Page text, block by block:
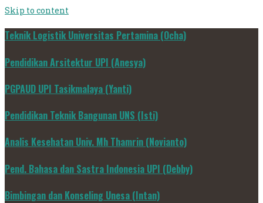
Skip to content
Teknik Logistik Universitas Pertamina (Ocha)
Pendidikan Arsitektur UPI (Anesya)
PGPAUD UPI Tasikmalaya (Yanti)
Pendidikan Teknik Bangunan UNS (Isti)
Analis Kesehatan Univ. Mh Thamrin (Novianto)
Pend. Bahasa dan Sastra Indonesia UPI (Debby)
Bimbingan dan Konseling Unesa (Intan)